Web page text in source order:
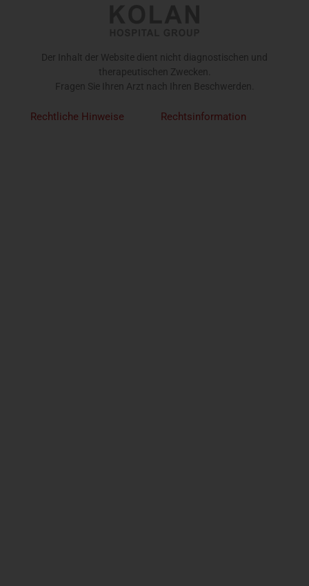
Der Inhalt der Website dient nicht diagnostischen und
therapeutischen Zwecken.
Fragen Sie Ihren Arzt nach Ihren Beschwerden.
Rechtliche Hinweise Rechtsinformation